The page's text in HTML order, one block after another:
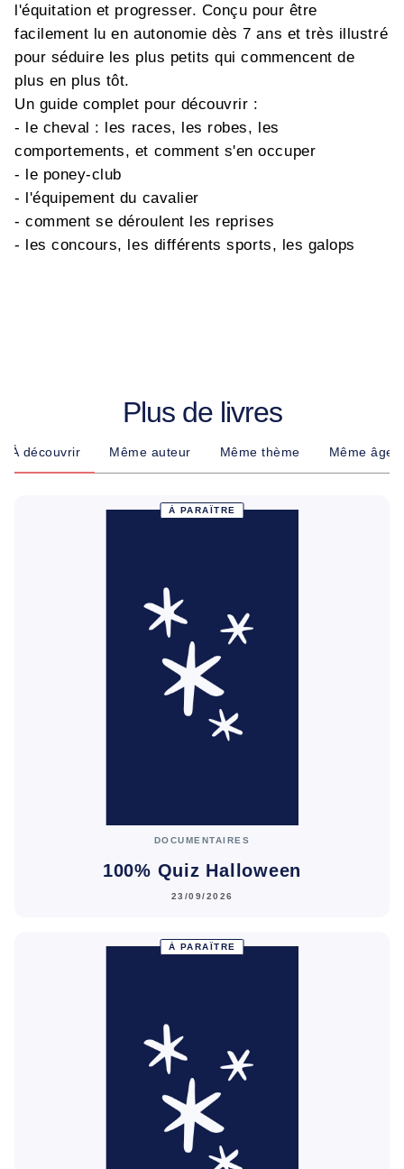
l'équitation et progresser. Conçu pour être
facilement lu en autonomie dès 7 ans et très illustré
pour séduire les plus petits qui commencent de
plus en plus tôt.
Un guide complet pour découvrir :
- le cheval : les races, les robes, les
comportements, et comment s'en occuper
- le poney-club
- l'équipement du cavalier
- comment se déroulent les reprises
- les concours, les différents sports, les galops
Plus de livres
À découvrir Même auteur Même thème Même âge
À PARAÎTRE
DOCUMENTAIRES
100% Quiz Halloween
23/09/2026
À PARAÎTRE